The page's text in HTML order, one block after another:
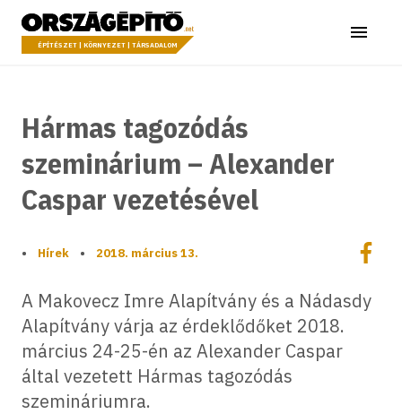
a tartalomhoz
Országépítő
ÉPÍTÉSZET | KÖRNYEZET | TÁRSADALOM Menü
Hármas tagozódás
szeminárium – Alexander
Caspar vezetésével
• Hírek • 2018. március 13.
A Makovecz Imre Alapítvány és a Nádasdy
Alapítvány várja az érdeklődőket 2018.
március 24-25-én az Alexander Caspar
által vezetett Hármas tagozódás
szemináriumra.